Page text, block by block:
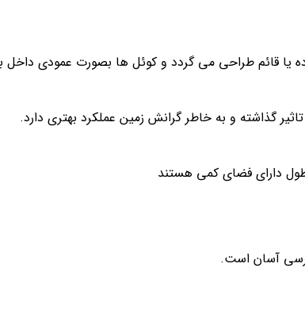
یا قائم طراحی می گردد و کوئل ها بصورت عمودی داخل
گذاشته و به خاطر گرانش زمین عملکرد بهتری دارد.
دارای فضای کمی هستند
آسان است.